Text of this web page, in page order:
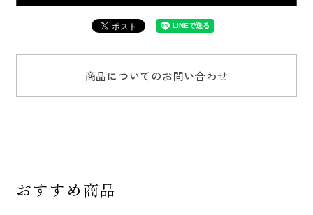
商品についてのお問い合わせ
おすすめ商品